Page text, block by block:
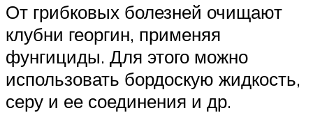
От грибковых болезней очищают
клубни георгин, применяя
фунгициды. Для этого можно
использовать бордоскую жидкость,
серу и ее соединения и др.